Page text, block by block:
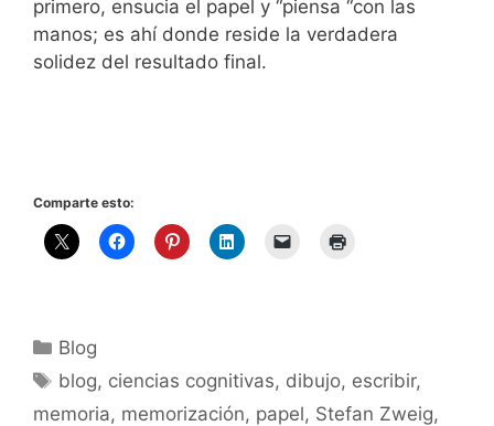
primero, ensucia el papel y “piensa “con las
manos; es ahí donde reside la verdadera
solidez del resultado final.
Comparte esto:
Categorías
Blog
Etiquetas
blog, ciencias cognitivas, dibujo, escribir,
memoria, memorización, papel, Stefan Zweig,